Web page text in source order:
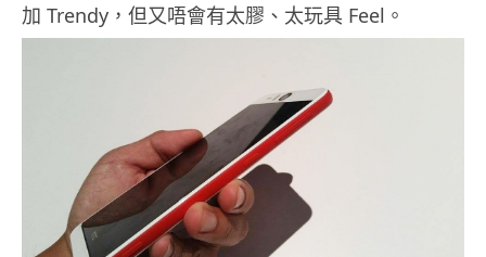
加 Trendy，但又唔會有太膠、太玩具 Feel。